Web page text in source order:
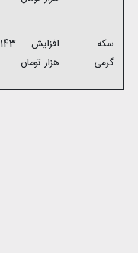
سکه
گرمی
افزایش 143
هزار تومان